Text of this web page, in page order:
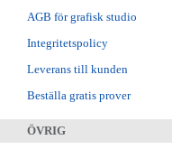
AGB för grafisk studio
Integritetspolicy
Leverans till kunden
Beställa gratis prover
ÖVRIG